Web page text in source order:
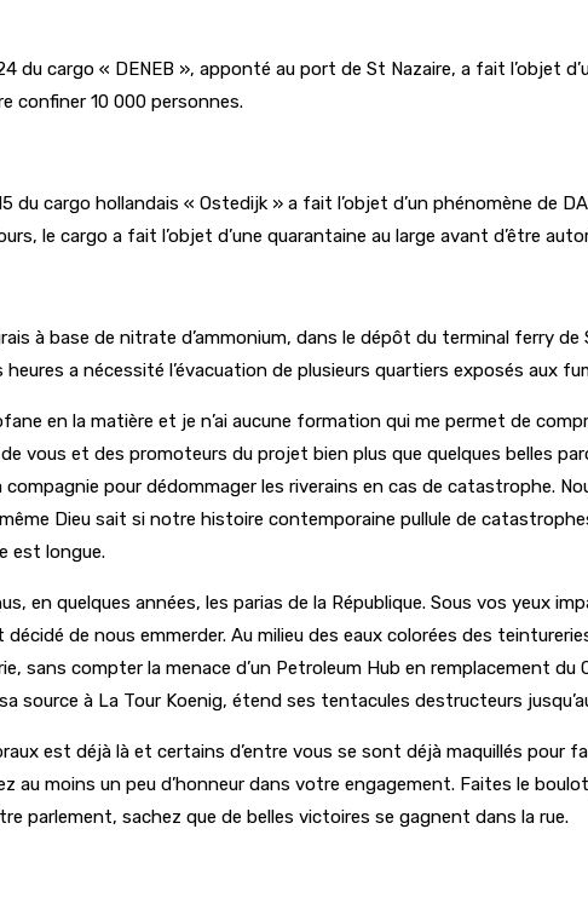
du cargo « DENEB », apponté au port de St Nazaire, a fait l’objet
confiner 10 000 personnes.
du cargo hollandais « Ostedijk » a fait l’objet d’un phénomène de
le cargo a fait l’objet d’une quarantaine au large avant d’être
à base de nitrate d’ammonium, dans le dépôt du terminal ferry de
a nécessité l’évacuation de plusieurs quartiers exposés aux
en la matière et je n’ai aucune formation qui me permet de
vous et des promoteurs du projet bien plus que quelques belles
pour dédommager les riverains en cas de catastrophe.
Dieu sait si notre histoire contemporaine pullule de
est longue.
en quelques années, les parias de la République. Sous vos yeux
de nous emmerder. Au milieu des eaux colorées des
sans compter la menace d’un Petroleum Hub en remplacement
source à La Tour Koenig, étend ses tentacules destructeurs
est déjà là et certains d’entre vous se sont déjà maquillés pour
au moins un peu d’honneur dans votre engagement. Faites le
parlement, sachez que de belles victoires se gagnent dans la rue.